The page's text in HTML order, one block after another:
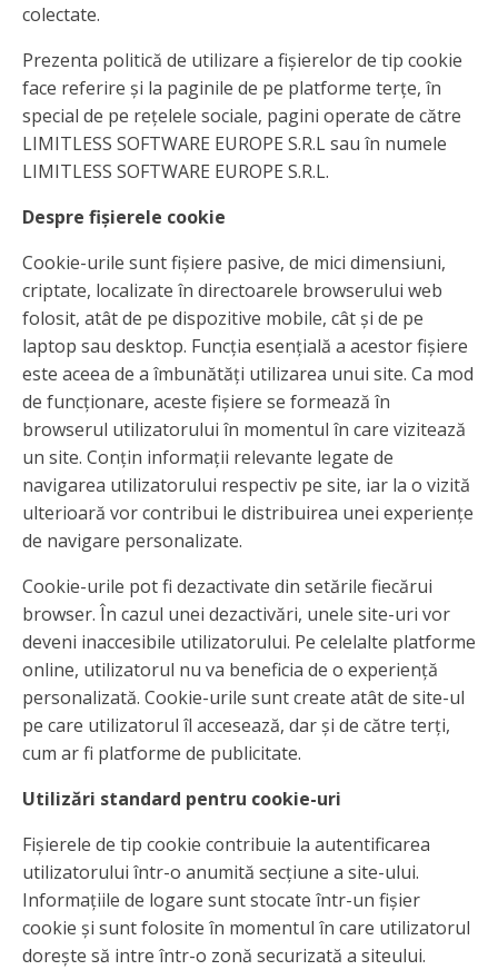
colectate.
Prezenta politică de utilizare a fișierelor de tip cookie
face referire și la paginile de pe platforme terțe, în
special de pe rețelele sociale, pagini operate de către
LIMITLESS SOFTWARE EUROPE S.R.L sau în numele
LIMITLESS SOFTWARE EUROPE S.R.L.
Despre fișierele cookie
Cookie-urile sunt fișiere pasive, de mici dimensiuni,
criptate, localizate în directoarele browserului web
folosit, atât de pe dispozitive mobile, cât și de pe
laptop sau desktop. Funcția esențială a acestor fișiere
este aceea de a îmbunătăți utilizarea unui site. Ca mod
de funcționare, aceste fișiere se formează în
browserul utilizatorului în momentul în care vizitează
un site. Conțin informații relevante legate de
navigarea utilizatorului respectiv pe site, iar la o vizită
ulterioară vor contribui le distribuirea unei experiențe
de navigare personalizate.
Cookie-urile pot fi dezactivate din setările fiecărui
browser. În cazul unei dezactivări, unele site-uri vor
deveni inaccesibile utilizatorului. Pe celelalte platforme
online, utilizatorul nu va beneficia de o experiență
personalizată. Cookie-urile sunt create atât de site-ul
pe care utilizatorul îl accesează, dar și de către terți,
cum ar fi platforme de publicitate.
Utilizări standard pentru cookie-uri
Fișierele de tip cookie contribuie la autentificarea
utilizatorului într-o anumită secțiune a site-ului.
Informațiile de logare sunt stocate într-un fișier
cookie și sunt folosite în momentul în care utilizatorul
dorește să intre într-o zonă securizată a siteului.